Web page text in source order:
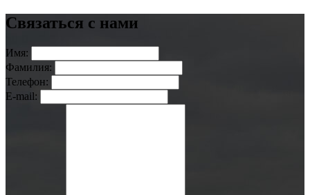
Связаться с нами
Имя:
Фамилия:
Телефон:
E-mail: